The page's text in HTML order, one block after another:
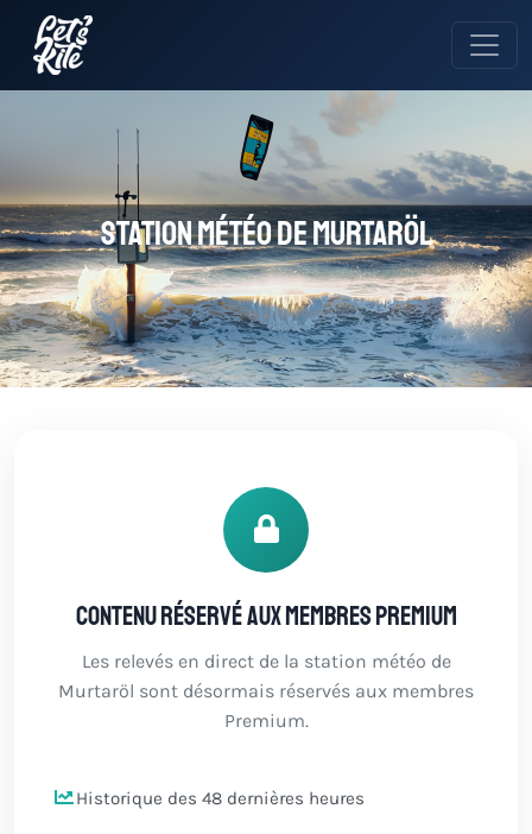
Station météo de Murtaröl
Contenu réservé aux membres Premium
Les relevés en direct de la station météo de
Murtaröl sont désormais réservés aux membres
Premium.
Historique des 48 dernières heures